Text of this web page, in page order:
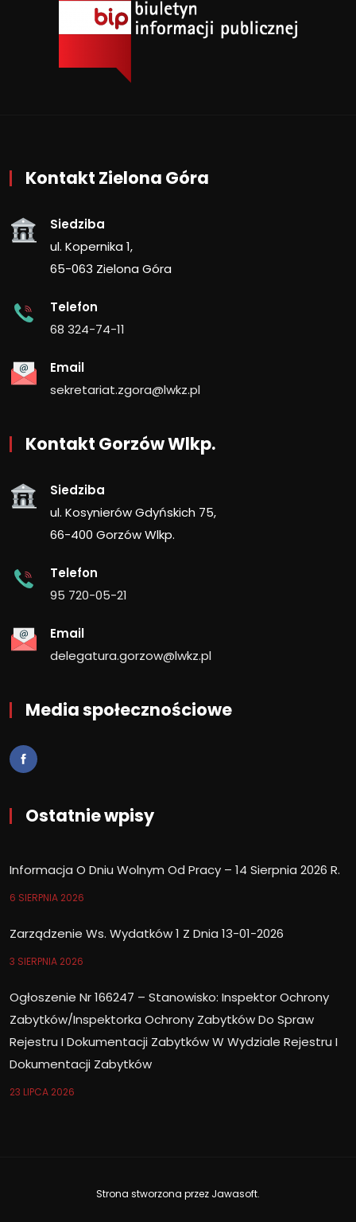
Kontakt Zielona Góra
Siedziba
ul. Kopernika 1,
65-063 Zielona Góra
Telefon
68 324-74-11
Email
sekretariat.zgora@lwkz.pl
Kontakt Gorzów Wlkp.
Siedziba
ul. Kosynierów Gdyńskich 75,
66-400 Gorzów Wlkp.
Telefon
95 720-05-21
Email
delegatura.gorzow@lwkz.pl
Media społecznościowe
Ostatnie wpisy
Informacja O Dniu Wolnym Od Pracy – 14 Sierpnia 2026 R.
6 SIERPNIA 2026
Zarządzenie Ws. Wydatków 1 Z Dnia 13-01-2026
3 SIERPNIA 2026
Ogłoszenie Nr 166247 – Stanowisko: Inspektor Ochrony
Zabytków/Inspektorka Ochrony Zabytków Do Spraw
Rejestru I Dokumentacji Zabytków W Wydziale Rejestru I
Dokumentacji Zabytków
23 LIPCA 2026
Strona stworzona przez Jawasoft.